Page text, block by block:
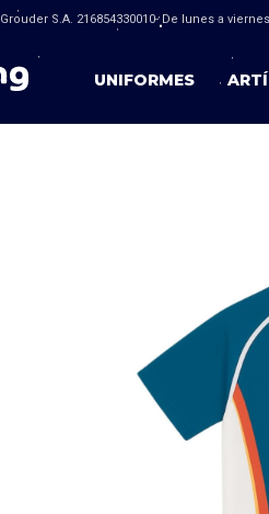
UNIFORMES
Grouder S.A. 216854330010- De lunes a